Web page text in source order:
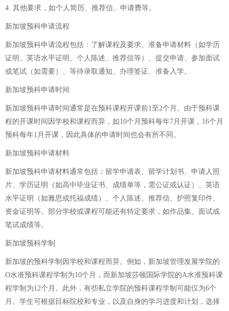
4. 其他要求，如个人简历、推荐信、申请费等。
新加坡预科申请流程
新加坡预科申请流程包括：了解课程及要求、准备申请材料（如学历
证明、英语水平证明、个人陈述、推荐信等）、提交申请、参加面试
或笔试（如需要）、等待录取通知、办理签证、准备入学。
新加坡预科申请时间
新加坡预科申请时间通常是在预科课程开课前1至2个月。由于预科课
程的开课时间因学校和课程而异，如10个月预科每年7月开课，16个月
预科每年1月开课，因此具体的申请时间也会有所不同。
新加坡预科申请材料
新加坡预科申请材料通常包括：留学申请表、留学计划书、申请人照
片、学历证明（如高中毕业证书、成绩单等，需公证或认证）、英语
水平证明（如雅思或托福成绩）、个人陈述、推荐信、护照复印件、
资金证明等。部分学校或课程可能还有特定要求，如作品集、面试或
笔试成绩等。
新加坡预科学制
新加坡的预科学制因学校和课程而异。例如，新加坡管理发展学院的
O水准预科课程学制为10个月，而新加坡莎顿国际学院的A水准预科课
程学制为12个月。此外，有些私立学院的预科课程学制可能仅为6个
月。学生可根据目标院校和专业，以及自身的学习进度和计划，选择